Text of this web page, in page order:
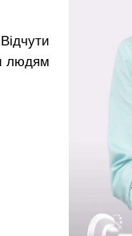
людям
Віри